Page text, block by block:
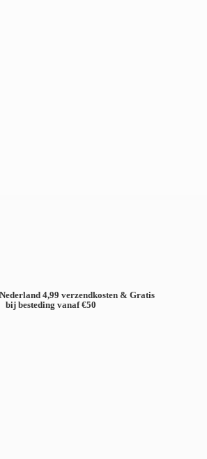
4,99 verzendkosten & Gratis
bij besteding vanaf €50